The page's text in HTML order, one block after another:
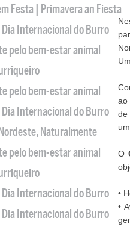
ao
de
O
•
•
Festa | Primavera an Fiesta
Dia Internacional do Burro
pelo bem-estar animal
pelo bem-estar animal
Dia Internacional do Burro
Naturalmente
pelo bem-estar animal
Dia Internacional do Burro
Dia Internacional do Burro